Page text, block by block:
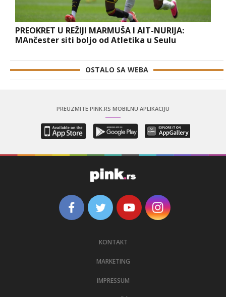
PREOKRET U REŽIJI MARMUŠA I AIT-NURIJA:
MAnčester siti boljo od Atletika u Seulu
OSTALO SA WEBA
PREUZMITE PINK.RS MOBILNU APLIKACIJU
KONTAKT
MARKETING
IMPRESSUM